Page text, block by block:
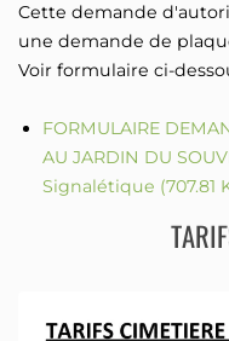
Cette demande
une demande de
Voir formulaire ci-
FORMULAIRE
AU JARDIN DU
Signalétique (707.81